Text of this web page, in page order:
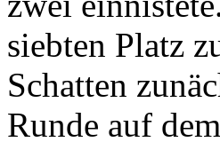
siebten Platz
Schatten
Runde auf